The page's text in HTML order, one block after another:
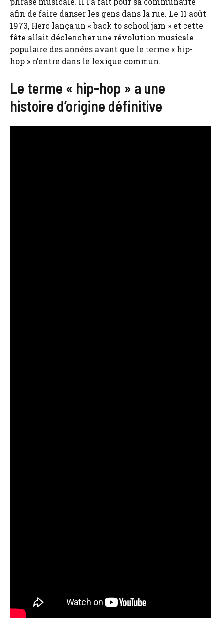
afin de faire danser les gens dans la rue. Le 11 août
1973, Herc lança un « back to school jam » et cette
fête allait déclencher une révolution musicale
populaire des années avant que le terme « hip-
hop » n’entre dans le lexique commun.
Le terme « hip-hop » a une
histoire d’origine définitive